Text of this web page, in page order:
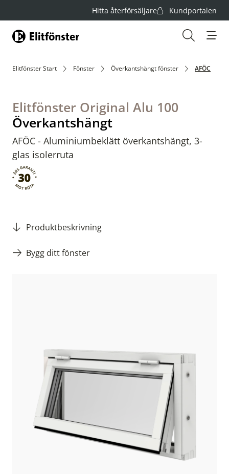
Hitta återförsäljare Kundportalen
Hem
Elitfönster Start Fönster Överkantshängt fönster AFÖC
Elitfönster Original Alu 100
Överkantshängt
AFÖC - Aluminiumbeklätt överkantshängt, 3-
glas isolerruta
Produktbeskrivning
Bygg ditt fönster